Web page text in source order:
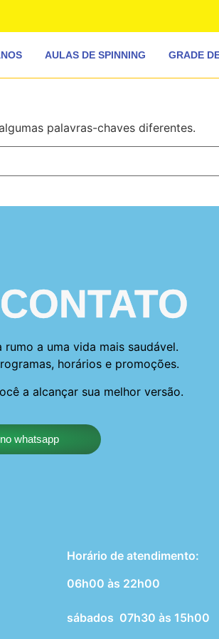
AULAS DE SPINNING GRADE
palavras-chaves diferentes.
a uma vida mais saudável.
horários e promoções.
a alcançar sua melhor versão.
whatsapp
Horário de atendimento:
06h00 às 22h00
sábados 07h30 às 15h00